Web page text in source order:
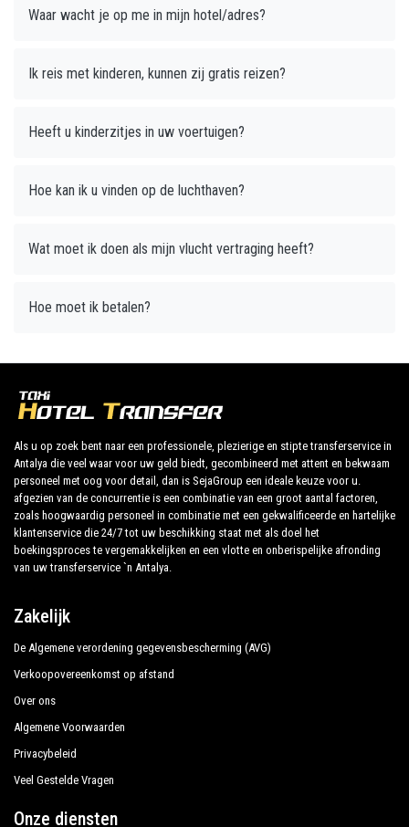
Waar wacht je op me in mijn hotel/adres?
Ik reis met kinderen, kunnen zij gratis reizen?
Heeft u kinderzitjes in uw voertuigen?
Hoe kan ik u vinden op de luchthaven?
Wat moet ik doen als mijn vlucht vertraging heeft?
Hoe moet ik betalen?
Als u op zoek bent naar een professionele, plezierige en stipte transferservice in
Antalya die veel waar voor uw geld biedt, gecombineerd met attent en bekwaam
personeel met oog voor detail, dan is SejaGroup een ideale keuze voor u.
afgezien van de concurrentie is een combinatie van een groot aantal factoren,
zoals hoogwaardig personeel in combinatie met een gekwalificeerde en hartelijke
klantenservice die 24/7 tot uw beschikking staat met als doel het
boekingsproces te vergemakkelijken en een vlotte en onberispelijke afronding
van uw transferservice `n Antalya.
Zakelijk
De Algemene verordening gegevensbescherming (AVG)
Verkoopovereenkomst op afstand
Over ons
Algemene Voorwaarden
Privacybeleid
Veel Gestelde Vragen
Onze diensten